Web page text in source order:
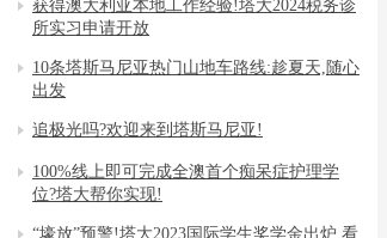
获得澳大利亚本地工作经验!塔大2024税务诊
所实习申请开放
10条塔斯马尼亚热门山地车路线:趁夏天,随心
出发
追极光吗?欢迎来到塔斯马尼亚!
100%线上即可完成全澳首个痴呆症护理学
位?塔大帮你实现!
“壕放”预警!塔大2023国际学生奖学金出炉,看